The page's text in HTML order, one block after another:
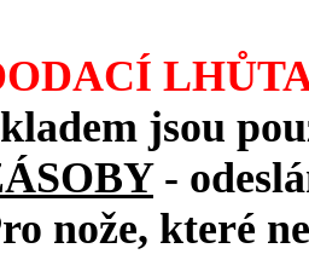
jsou
-
nože, které